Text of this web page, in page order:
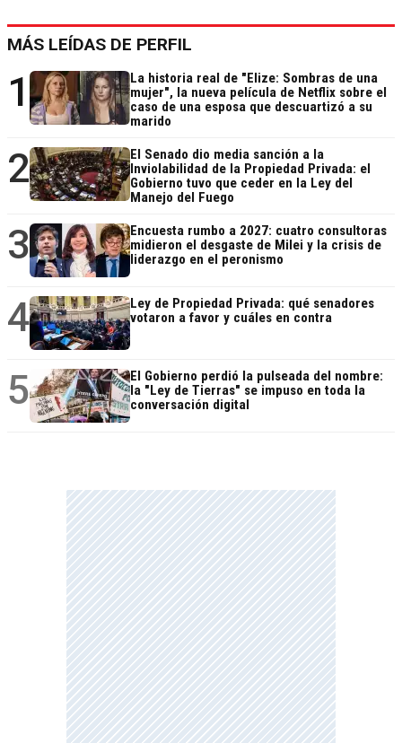
MÁS LEÍDAS DE PERFIL
1
La historia real de "Elize: Sombras de una
mujer", la nueva película de Netflix sobre el
caso de una esposa que descuartizó a su
marido
2
El Senado dio media sanción a la
Inviolabilidad de la Propiedad Privada: el
Gobierno tuvo que ceder en la Ley del
Manejo del Fuego
3
Encuesta rumbo a 2027: cuatro consultoras
midieron el desgaste de Milei y la crisis de
liderazgo en el peronismo
4
Ley de Propiedad Privada: qué senadores
votaron a favor y cuáles en contra
5
El Gobierno perdió la pulseada del nombre:
la "Ley de Tierras" se impuso en toda la
conversación digital